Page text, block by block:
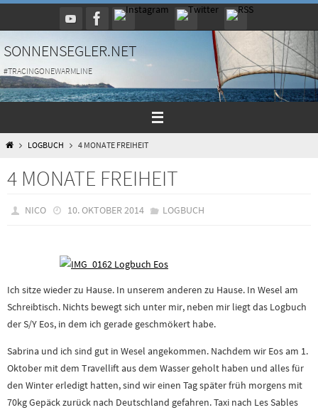
Inhalt
springen
SONNENSEGLER.NET
#TRACINGONEWARMLINE
HOMELOGBUCH 4 MONATE FREIHEIT
4 MONATE FREIHEIT
NICO 10. OKTOBER 2014 LOGBUCH
Ich sitze wieder zu Hause. In unserem anderen zu Hause. In Wesel am
Schreibtisch. Nichts bewegt sich unter mir, neben mir liegt das Logbuch
der S/Y Eos, in dem ich gerade geschmökert habe.
Sabrina und ich sind gut in Wesel angekommen. Nachdem wir Eos am 1.
Oktober mit dem Travellift aus dem Wasser geholt haben und alles für
den Winter erledigt hatten, sind wir einen Tag später früh morgens mit
70kg Gepäck zurück nach Deutschland gefahren. Taxi nach Les Sables